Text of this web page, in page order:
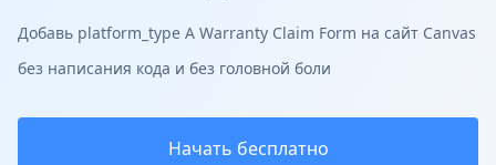
Добавь platform_type A Warranty Claim Form на сайт Canvas
без написания кода и без головной боли
Начать бесплатно